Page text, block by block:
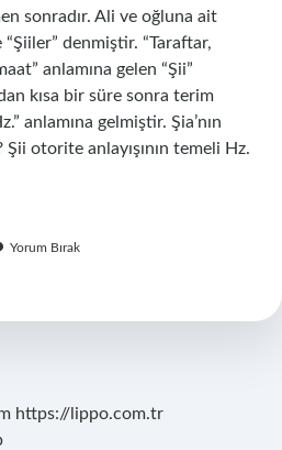
sonradır. Ali ve oğluna ait
denmiştir. “Taraftar,
anlamına gelen “Şii”
kısa bir süre sonra terim
anlamına gelmiştir. Şia’nın
otorite anlayışının temeli Hz.
Yorum Bırak
https://lippo.com.tr